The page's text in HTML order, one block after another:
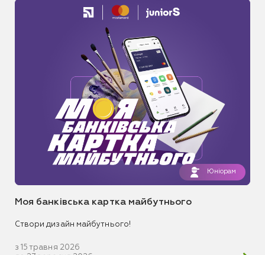
Юніорам
Моя банківська картка майбутнього
Створи дизайн майбутнього!
з 15 травня 2026